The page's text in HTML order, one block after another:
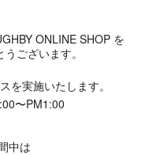
ONLINE SHOP を
ございます。
を実施いたします。
〜PM1:00
中は